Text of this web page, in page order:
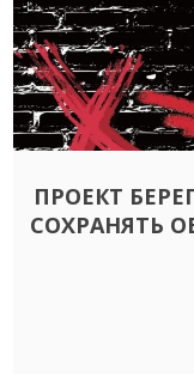
ПРОЕКТ
СОХРАНЯТЬ